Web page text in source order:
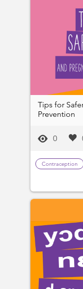
Tips for
Prevention
0
Contraception